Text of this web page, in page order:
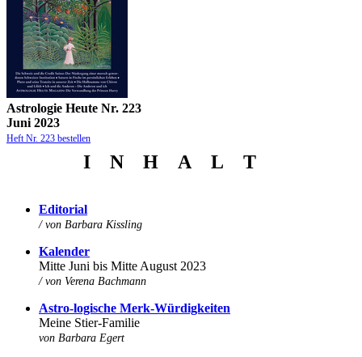
Astrologie Heute Nr. 223
Juni 2023
Heft Nr. 223 bestellen
I N H A L T
Editorial
/ von Barbara Kissling
Kalender
Mitte Juni bis Mitte August 2023
/ von Verena Bachmann
Astro-logische Merk-Würdigkeiten
Meine Stier-Familie
von Barbara Egert